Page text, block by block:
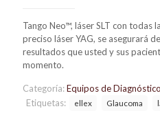
Tango Neo™, láser SLT con todas
preciso láser YAG, se asegurará
resultados que usted y sus
momento.
Categoría:Equipos de
Etiquetas:
ellex Glaucoma